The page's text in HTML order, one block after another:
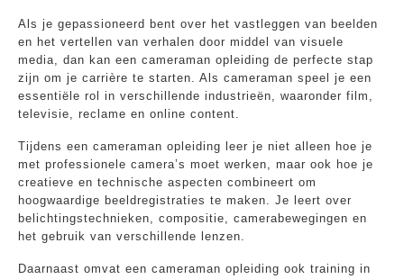
Als je gepassioneerd bent over het vastleggen van beelden
en het vertellen van verhalen door middel van visuele
media, dan kan een cameraman opleiding de perfecte stap
zijn om je carrière te starten. Als cameraman speel je een
essentiële rol in verschillende industrieën, waaronder film,
televisie, reclame en online content.
Tijdens een cameraman opleiding leer je niet alleen hoe je
met professionele camera’s moet werken, maar ook hoe je
creatieve en technische aspecten combineert om
hoogwaardige beeldregistraties te maken. Je leert over
belichtingstechnieken, compositie, camerabewegingen en
het gebruik van verschillende lenzen.
Daarnaast omvat een cameraman opleiding ook training in